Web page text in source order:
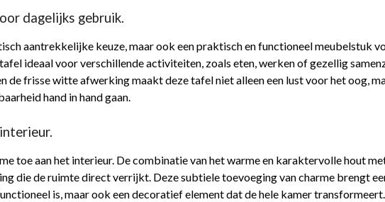
dagelijks gebruik.
aantrekkelijke keuze, maar ook een praktisch en functioneel meubelstuk
ideaal voor verschillende activiteiten, zoals eten, werken of gezellig
de frisse witte afwerking maakt deze tafel niet alleen een lust voor het oog,
hand in hand gaan.
toe aan het interieur. De combinatie van het warme en karaktervolle hout
die de ruimte direct verrijkt. Deze subtiele toevoeging van charme brengt
is, maar ook een decoratief element dat de hele kamer transformeert.